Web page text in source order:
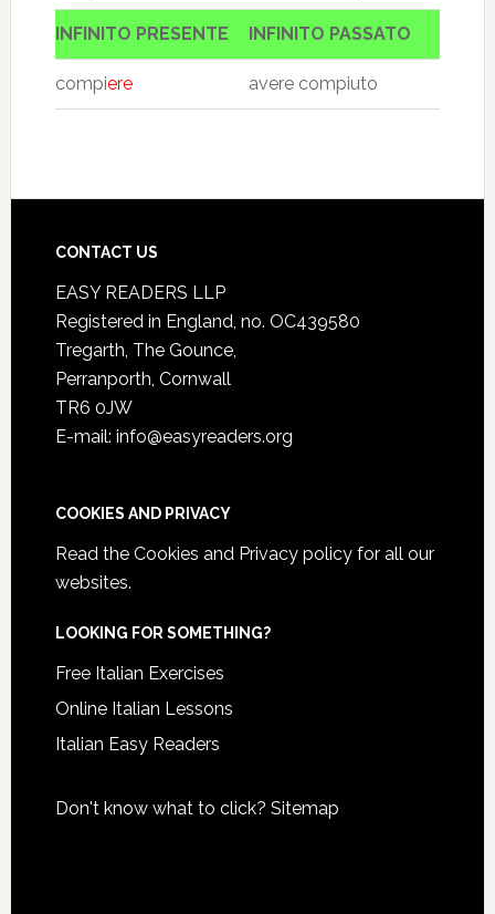
INFINITO PRESENTE INFINITO PASSATO
compiere avere compiuto
CONTACT US
EASY READERS LLP
Registered in England, no. OC439580
Tregarth, The Gounce,
Perranporth, Cornwall
TR6 0JW
E-mail: info@easyreaders.org
COOKIES AND PRIVACY
Read the Cookies and Privacy policyfor all our
websites.
LOOKING FOR SOMETHING?
Free Italian Exercises
Online Italian Lessons
Italian Easy Readers
Don't know what to click? Sitemap